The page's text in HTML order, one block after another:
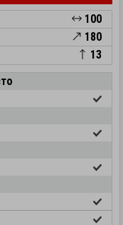
100
180
13